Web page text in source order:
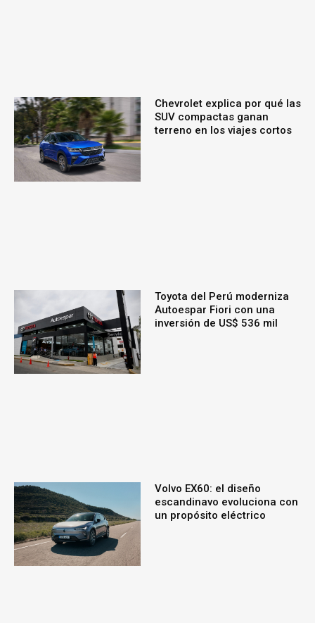
Chevrolet explica por qué las
SUV compactas ganan
terreno en los viajes cortos
Toyota del Perú moderniza
Autoespar Fiori con una
inversión de US$ 536 mil
Volvo EX60: el diseño
escandinavo evoluciona con
un propósito eléctrico